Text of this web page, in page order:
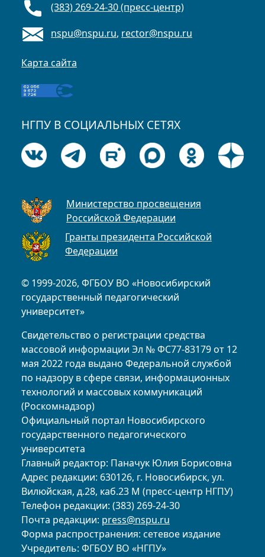
© 1999-2026, ФГБОУ ВО «Новосибирский
государственный педагогический
университет»
Свидетельство о регистрации средства
массовой информации Эл № ФС77-83179 от 12
мая 2022 года выдано Федеральной службой
по надзору в сфере связи, информационных
технологий и массовых коммуникаций
(Роскомнадзор)
Официальный портал Новосибирского
государственного педагогического
университета
Главный редактор: Паначук Юлия Борисовна
Адрес редакции: 630126, г. Новосибирск, ул.
Вилюйская, д.28, каб.23 М (пресс-центр НГПУ)
Телефон редакции: (383) 269-24-30
Почта редакции: press@nspu.ru
Форма распространения: сетевое издание
Учредитель: ФГБОУ ВО «НГПУ»
(383) 269-24-30 (пресс-центр)
nspu@nspu.ru, rector@nspu.ru
Карта сайта
НГПУ В СОЦИАЛЬНЫХ СЕТЯХ
Министерство просвещения
Российской Федерации
Гранты президента Российской
Федерации